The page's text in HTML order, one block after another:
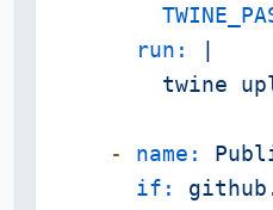
run:
- name:
if: